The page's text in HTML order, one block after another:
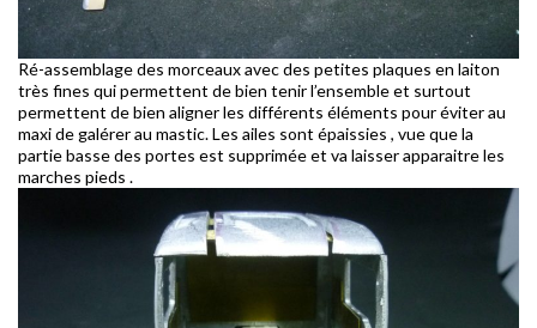
Ré-assemblage des morceaux avec des petites plaques en laiton
très fines qui permettent de bien tenir l’ensemble et surtout
permettent de bien aligner les différents éléments pour éviter au
maxi de galérer au mastic. Les ailes sont épaissies , vue que la
partie basse des portes est supprimée et va laisser apparaitre les
marches pieds .